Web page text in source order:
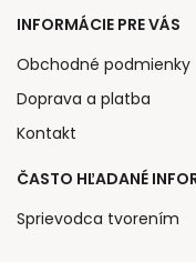
INFORMÁCIE PRE VÁS
Obchodné podmienky
Doprava a platba
Kontakt
ČASTO HĽADANÉ
Sprievodca tvorením